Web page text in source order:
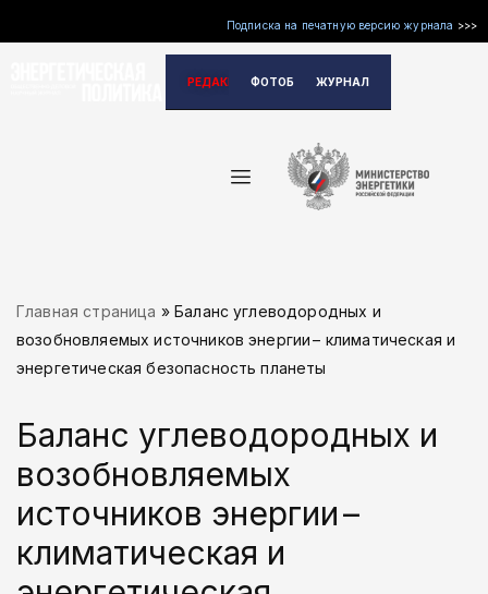
Подписка на печатную версию журнала >>>
РЕДАКЦИЯФОТОБАНКЖУРНАЛ
Главная страница »Баланс углеводородных и
возобновляемых источников энергии – климатическая и
энергетическая безопасность планеты
Баланс углеводородных и
возобновляемых
источников энергии –
климатическая и